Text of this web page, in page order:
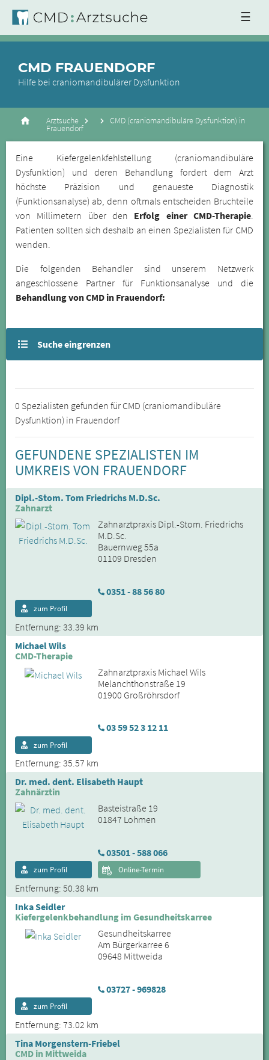
☰
CMD FRAUENDORF
Hilfe bei craniomandibulärer Dysfunktion
Arztsuche CMD (craniomandibuläre Dysfunktion) in
Frauendorf
Eine Kiefergelenkfehlstellung (craniomandibuläre
Dysfunktion) und deren Behandlung fordert dem Arzt
höchste Präzision und genaueste Diagnostik
(Funktionsanalyse) ab, denn oftmals entscheiden Bruchteile
von Millimetern über den Erfolg einer CMD-Therapie.
Patienten sollten sich deshalb an einen Spezialisten für CMD
wenden.
Die folgenden Behandler sind unserem Netzwerk
angeschlossene Partner für Funktionsanalyse und die
Behandlung von CMD in Frauendorf:
Suche eingrenzen
0 Spezialisten gefunden für CMD (craniomandibuläre
Dysfunktion) in Frauendorf
GEFUNDENE SPEZIALISTEN IM
UMKREIS VON FRAUENDORF
Dipl.-Stom. Tom Friedrichs M.D.Sc.
Zahnarzt
Zahnarztpraxis Dipl.-Stom. Friedrichs
M.D.Sc.
Bauernweg 55a
01109 Dresden
0351 - 88 56 80
Entfernung: 33.39 km
zum Profil
Michael Wils
CMD-Therapie
Zahnarztpraxis Michael Wils
Melanchthonstraße 19
01900 Großröhrsdorf
03 59 52 3 12 11
Entfernung: 35.57 km
zum Profil
Dr. med. dent. Elisabeth Haupt
Zahnärztin
Basteistraße 19
01847 Lohmen
03501 - 588 066
Entfernung: 50.38 km
zum Profil Online-Termin
Inka Seidler
Kiefergelenkbehandlung im Gesundheitskarree
Gesundheitskarree
Am Bürgerkarree 6
09648 Mittweida
03727 - 969828
Entfernung: 73.02 km
zum Profil
Tina Morgenstern-Friebel
CMD in Mittweida